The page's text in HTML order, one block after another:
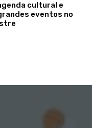
cultural e
eventos no